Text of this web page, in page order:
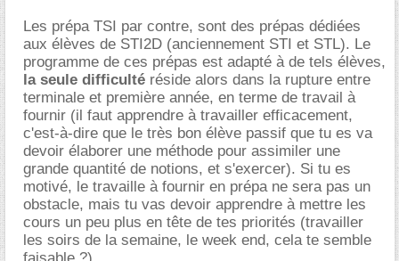
Les prépa TSI par contre, sont des prépas dédiées
aux élèves de STI2D (anciennement STI et STL). Le
programme de ces prépas est adapté à de tels élèves,
la seule difficulté réside alors dans la rupture entre
terminale et première année, en terme de travail à
fournir (il faut apprendre à travailler efficacement,
c'est-à-dire que le très bon élève passif que tu es va
devoir élaborer une méthode pour assimiler une
grande quantité de notions, et s'exercer). Si tu es
motivé, le travaille à fournir en prépa ne sera pas un
obstacle, mais tu vas devoir apprendre à mettre les
cours un peu plus en tête de tes priorités (travailler
les soirs de la semaine, le week end, cela te semble